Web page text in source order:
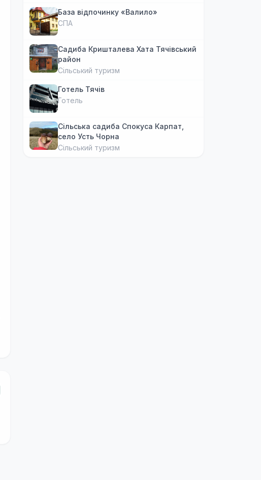
База відпочинку «Валило»
СПА
Садиба Кришталева Хата Тячівський
район
Сільський туризм
Готель Тячів
Готель
Сільська садиба Спокуса Карпат,
село Усть Чорна
Сільський туризм